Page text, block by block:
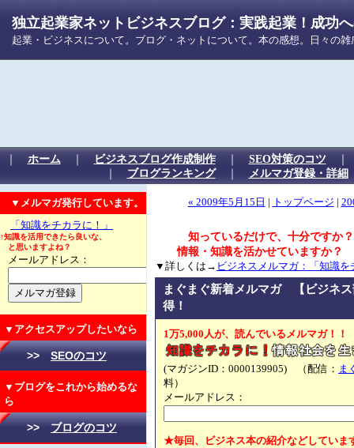
独立起業家ネットビジネスブログ：実践起業！成功
起業・ビジネスについて。ブログ・ネットについて。本の感想。日々の
｜ ホーム ｜ ビジネスブログ作成制作｜ SEO対策のコツ
｜ ブログランキング｜ メルマガ登録・詳細
▼メルマガ発行しています。
「知識をチカラに！」
↑知識を活用できたら良いな、
と思いますよね？
メールアドレス：
▼アクセスアップしたいなら
>> SEOのコツ
▼ブログをこれから始めるな
ら
>> ブログのコツ
« 2009年5月15日 トップページ
知っているだけで、十分ですか？
情報・知識を活かせていますか？
▼詳しくは→ ビジネスメルマガ：「知識を
まぐまぐ新着メルマガ 【ビジネ
得！
1万5,000人が、読んでいるメルマガ！！
(マガジンID：0000139905) （配信： ま
料）
メールアドレス：
★毎回、ビジネス本の紹介などしていま